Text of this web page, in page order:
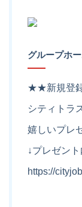
グループホ
★★新規登
シティトラ
嬉しいプレ
↓プレゼン
https://